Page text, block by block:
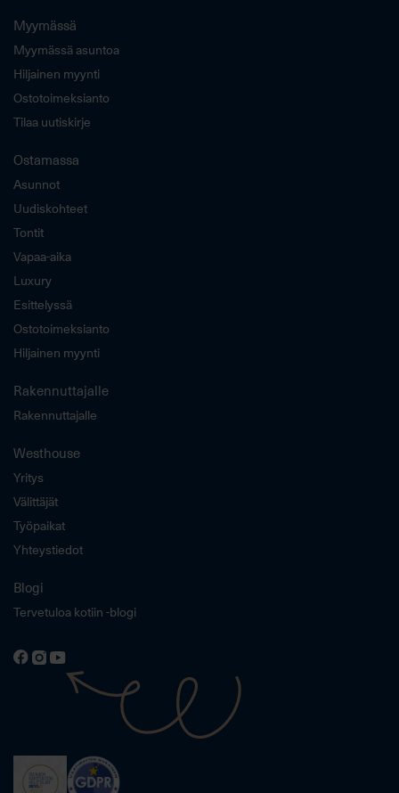
Myymässä
Myymässä asuntoa
Hiljainen myynti
Ostotoimeksianto
Tilaa uutiskirje
Ostamassa
Asunnot
Uudiskohteet
Tontit
Vapaa-aika
Luxury
Esittelyssä
Ostotoimeksianto
Hiljainen myynti
Rakennuttajalle
Rakennuttajalle
Westhouse
Yritys
Välittäjät
Työpaikat
Yhteystiedot
Blogi
Tervetuloa kotiin -blogi